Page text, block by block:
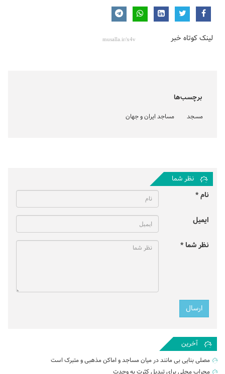
لینک کوتاه خبر
برچسب‌ها
مسجد مساجد ایران و جهان
نظر شما
نام *
ایمیل
نظر شما *
آخرین
مصلی بنایی بی مانند در میان مساجد و اماکن مذهبی و متبرک است